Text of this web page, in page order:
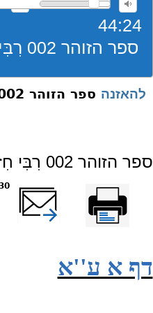
44:24
ספר הזוהר 002 רִבִּי חִזְקִיָּה פָּתַח- ספר הזוהר תשפב
להאזנה ספר הזוהר 002 רִבִּי חִזְקִיָּה פָּתַח- ספר הזוהר תשפב
ספר הזוהר 002 רִבִּי חִזְקִיָּה פָּתַח- ספר הזוהר תשפב
שלח דף במייל
דף א ע''א